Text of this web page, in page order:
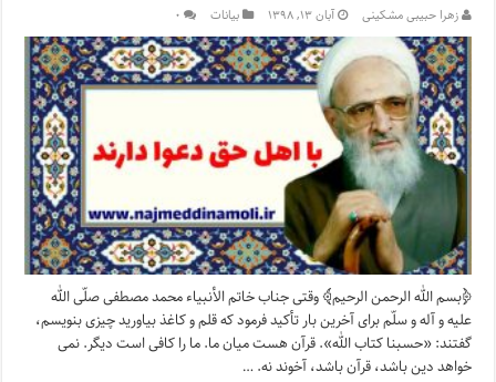
زهرا حبیبی مشکینی آبان ۱۳, ۱۳۹۸ بیانات ۰
﴿بسم الله الرحمن الرحیم﴾ وقتی جناب خاتم الأنبیاء محمد مصطفی صلّی الله
علیه و آله و سلّم برای آخرین بار تأکید فرمود که قلم و کاغذ بیاورید چیزی بنویسم،
گفتند: «حسبنا کتاب الله». قرآن هست میان ما. ما را کافی است دیگر. نمی
خواهد دین باشد، قرآن باشد، آخوند نه. …